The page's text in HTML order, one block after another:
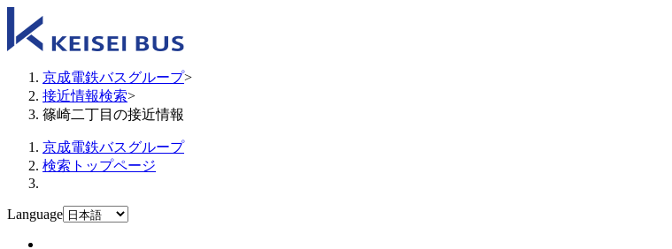
京成電鉄バスグループ>
接近情報検索>
篠崎二丁目の接近情報
京成電鉄バスグループ
検索トップページ
Language